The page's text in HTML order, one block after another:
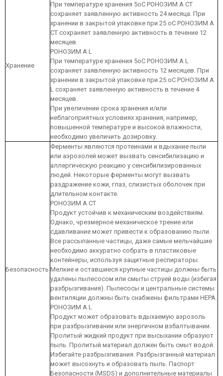
Хранение
При температуре хранения 5оС РОНОЗИМ А CT
сохраняет заявленную активность 24 месяца. При
хранении в закрытой упаковке при 25 оС РОНОЗИМ А
CT сохраняет заявленную активность в течение 12
месяцев.
РОНОЗИМ А L
При температуре хранения 5оС РОНОЗИМ А L
сохраняет заявленную активность 12 месяцев. При
хранении в закрытой упаковке при 25 оС РОНОЗИМ А
L сохраняет заявленную активность в течение 4
месяцев.
При увеличении срока хранения и/или
неблагоприятных условиях хранения, например,
повышенной температуре и высокой влажности,
необходимо увеличить дозировку.
Безопасность
Ферменты являются протеинами и вдыхание пыли
или аэрозолей может вызвать сенсибилизацию и
аллергическую реакцию у сенсибилизированных
людей. Некоторые ферменты могут вызвать
раздражение кожи, глаз, слизистых оболочек при
длительном контакте.
РОНОЗИМ А CT
Продукт устойчив к механическим воздействиям.
Однако, чрезмерное механическое трение или
сдавливание может привести к образованию пыли.
Все рассыпанные частицы, даже самые мельчайшие
необходимо аккуратно собрать в пластиковые
контейнеры, используя защитные респираторы.
Мелкие и оставшиеся крупные частицы должны быть
удалены пылесосом или смыты струей воды (избегая
разбрызгивания). Пылесосы и центральные системы
вентиляции должны быть снабжены фильтрами HEPA.
РОНОЗИМ А L
Продукт может образовать вдыхаемую аэрозоль
при разбрызгивании или энергичном взбалтывании.
Пролитый жидкий продукт при высыхании образуют
пыль. Пролитый материал должен быть смыт водой.
Избегайте разбрызгивания. Разбрызганный материал
может высохнуть и образовать пыль. Паспорт
Безопасности (MSDS) и дополнительные материалы